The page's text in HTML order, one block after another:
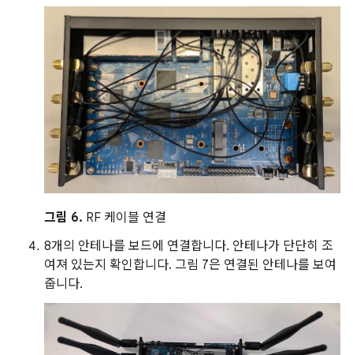
그림 6. RF 케이블 연결
8개의 안테나를 보드에 연결합니다. 안테나가 단단히 조
여져 있는지 확인합니다. 그림 7은 연결된 안테나를 보여
줍니다.